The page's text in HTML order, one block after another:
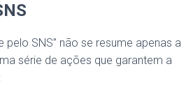
pelo SNS” não se resume apenas a
série de ações que garantem a